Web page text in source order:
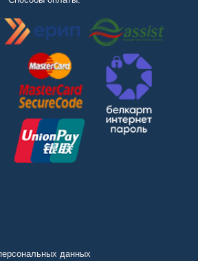
данных